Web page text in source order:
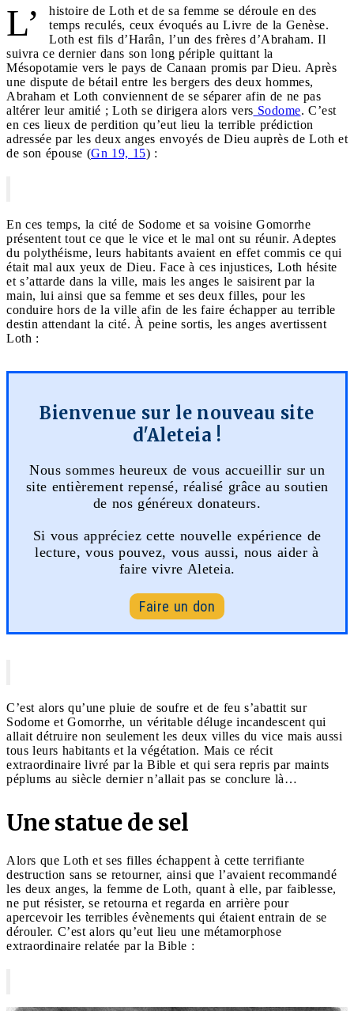
L’
histoire de Loth et de sa femme se déroule en des
temps reculés, ceux évoqués au Livre de la Genèse.
Loth est fils d’Harân, l’un des frères d’Abraham. Il
suivra ce dernier dans son long périple quittant la
Mésopotamie vers le pays de Canaan promis par Dieu. Après
une dispute de bétail entre les bergers des deux hommes,
Abraham et Loth conviennent de se séparer afin de ne pas
altérer leur amitié ; Loth se dirigera alors vers Sodome. C’est
en ces lieux de perdition qu’eut lieu la terrible prédiction
adressée par les deux anges envoyés de Dieu auprès de Loth et
de son épouse (Gn 19, 15) :
En ces temps, la cité de Sodome et sa voisine Gomorrhe
présentent tout ce que le vice et le mal ont su réunir. Adeptes
du polythéisme, leurs habitants avaient en effet commis ce qui
était mal aux yeux de Dieu. Face à ces injustices, Loth hésite
et s’attarde dans la ville, mais les anges le saisirent par la
main, lui ainsi que sa femme et ses deux filles, pour les
conduire hors de la ville afin de les faire échapper au terrible
destin attendant la cité. À peine sortis, les anges avertissent
Loth :
Bienvenue sur le nouveau site
d'Aleteia !
Nous sommes heureux de vous accueillir sur un
site entièrement repensé, réalisé grâce au soutien
de nos généreux donateurs.
Si vous appréciez cette nouvelle expérience de
lecture, vous pouvez, vous aussi, nous aider à
faire vivre Aleteia.
Faire un don
C’est alors qu’une pluie de soufre et de feu s’abattit sur
Sodome et Gomorrhe, un véritable déluge incandescent qui
allait détruire non seulement les deux villes du vice mais aussi
tous leurs habitants et la végétation. Mais ce récit
extraordinaire livré par la Bible et qui sera repris par maints
péplums au siècle dernier n’allait pas se conclure là…
Une statue de sel
Alors que Loth et ses filles échappent à cette terrifiante
destruction sans se retourner, ainsi que l’avaient recommandé
les deux anges, la femme de Loth, quant à elle, par faiblesse,
ne put résister, se retourna et regarda en arrière pour
apercevoir les terribles évènements qui étaient entrain de se
dérouler. C’est alors qu’eut lieu une métamorphose
extraordinaire relatée par la Bible :